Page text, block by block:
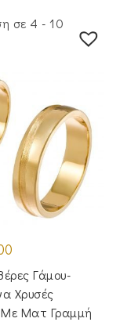
σε 4 - 10
Γάμου-
Χρυσές
Με Ματ Γραμμή